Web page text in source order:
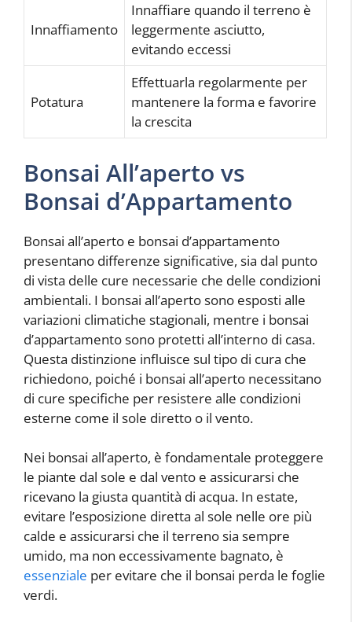
Innaffiamento
Innaffiare quando il terreno è
leggermente asciutto,
evitando eccessi
Potatura
Effettuarla regolarmente per
mantenere la forma e favorire
la crescita
Bonsai All’aperto vs
Bonsai d’Appartamento
Bonsai all’aperto e bonsai d’appartamento
presentano differenze significative, sia dal punto
di vista delle cure necessarie che delle condizioni
ambientali. I bonsai all’aperto sono esposti alle
variazioni climatiche stagionali, mentre i bonsai
d’appartamento sono protetti all’interno di casa.
Questa distinzione influisce sul tipo di cura che
richiedono, poiché i bonsai all’aperto necessitano
di cure specifiche per resistere alle condizioni
esterne come il sole diretto o il vento.
Nei bonsai all’aperto, è fondamentale proteggere
le piante dal sole e dal vento e assicurarsi che
ricevano la giusta quantità di acqua. In estate,
evitare l’esposizione diretta al sole nelle ore più
calde e assicurarsi che il terreno sia sempre
umido, ma non eccessivamente bagnato, è
essenziale per evitare che il bonsai perda le foglie
verdi.